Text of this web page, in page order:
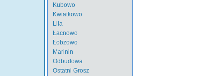
Kubowo
Kwiatkowo
Lila
Łacnowo
Łobzowo
Marinin
Odbudowa
Ostatni Grosz